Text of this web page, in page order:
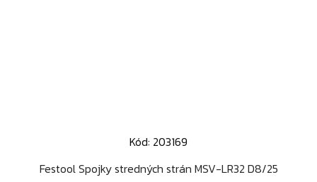
Kód: 203169
Festool Spojky stredných strán MSV-LR32 D8/25